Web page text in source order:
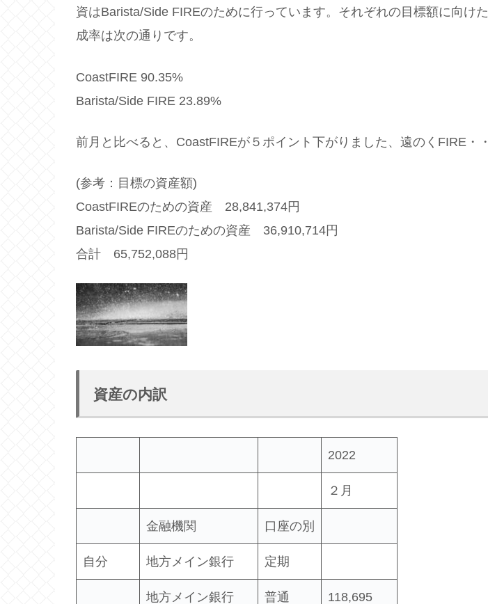
資はBarista/Side FIREのために行っています。それぞれの目標額に向け
成率は次の通りです。
CoastFIRE 90.35%
Barista/Side FIRE 23.89%
前月と比べると、CoastFIREが５ポイント下がりました、遠のくFIRE・
(参考：目標の資産額)
CoastFIREのための資産 28,841,374円
Barista/Side FIREのための資産 36,910,714円
合計 65,752,088円
資産の内訳
2022
２月
金融機関 口座の別
自分 地方メイン銀行 定期
地方メイン銀行 普通 118,695